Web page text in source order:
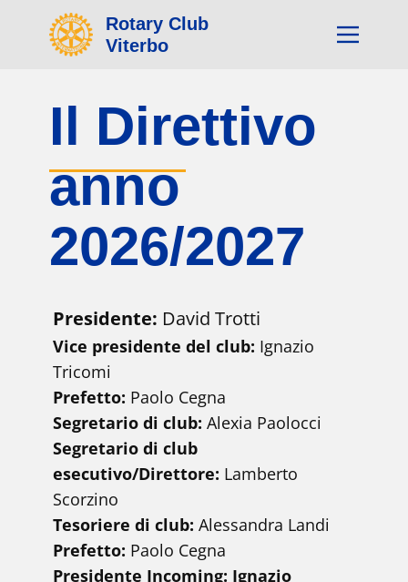
Rotary Club
Viterbo
Il Direttivo
anno
2026/2027
Presidente: David Trotti
Vice presidente del club: Ignazio
Tricomi
Prefetto: Paolo Cegna
Segretario di club: Alexia Paolocci
S​egretario di club
esecutivo/Direttore: Lamberto
Scorzino
Tesoriere di club: Alessandra Landi
Prefetto: Paolo Cegna
Presidente Incoming: Ignazio